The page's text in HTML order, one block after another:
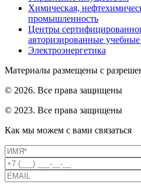
Химическая,
промышленность
Центры
авторизированные
Электроэнергетика
Материалы размещены с
© 2026. Все права защищены
© 2023. Все права защищены
Как мы можем с вами связаться